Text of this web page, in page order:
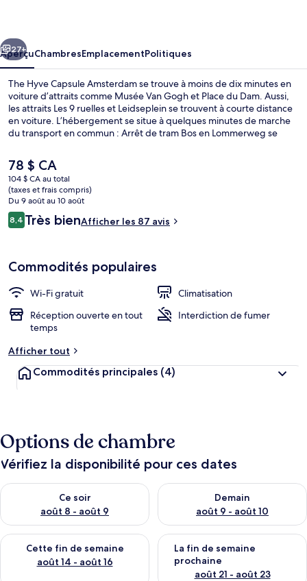
Amsterdam
Suivant
27+
AperçuChambresEmplacementPolitiques
The Hyve Capsule Amsterdam se trouve à moins de dix minutes en
voiture d’attraits comme Musée Van Gogh et Place du Dam. Aussi,
les attraits Les 9 ruelles et Leidseplein se trouvent à courte distance
en voiture. L’hébergement se situe à quelques minutes de marche
du transport en commun : Arrêt de tram Bos en Lommerweg se
à 7 minutes.
Le
prix
actuel
est
de 78 $ CA
78 $ CA
104 $ CA au total
(taxes et frais compris)
Du 9 août au 10 août
Avis
8,48,4 sur 10 –
Très bienAfficher les 87 avis
Commodités populaires
Wi-Fi gratuit
Climatisation
Réception ouverte en tout
temps
Interdiction de fumer
Afficher tout
Commodités principales (4)
Options de chambre
Vérifiez la disponibilité pour ces dates
Ce soir
août 8 - août 9
Vérifier la disponibilité pour ce soir août 8 - août 9
Demain
août 9 - août 10
Vérifier la disponibilité pour
Cette fin de semaine
août 14 - août 16
Vérifier la disponibilité pour cette fin de semaine août 14 -
La fin de semaine
prochaine
août 21 - août 23
Vérifier la disponibilité pour